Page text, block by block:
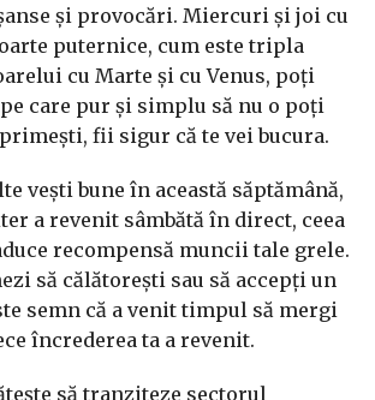
și provocări. Miercuri și joi cu
puternice, cum este tripla
cu Marte și cu Venus, poți
care pur și simplu să nu o poți
fii sigur că te vei bucura.
vești bune în această săptămână,
a revenit sâmbătă în direct, ceea
recompensă muncii tale grele.
să călătorești sau să accepți un
semn că a venit timpul să mergi
încrederea ta a revenit.
să tranziteze sectorul